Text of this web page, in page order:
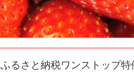
ふるさと納税ワンストップ